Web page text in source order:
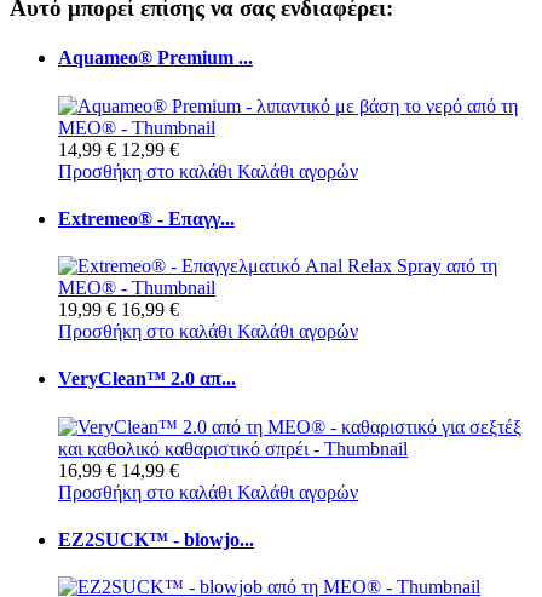
Αυτό μπορεί επίσης να σας ενδιαφέρει:
Aquameo® Premium ...
14,99 € 12,99 €
Προσθήκη στο καλάθι Καλάθι αγορών
Extremeo® - Επαγγ...
19,99 € 16,99 €
Προσθήκη στο καλάθι Καλάθι αγορών
VeryClean™ 2.0 απ...
16,99 € 14,99 €
Προσθήκη στο καλάθι Καλάθι αγορών
EZ2SUCK™ - blowjo...